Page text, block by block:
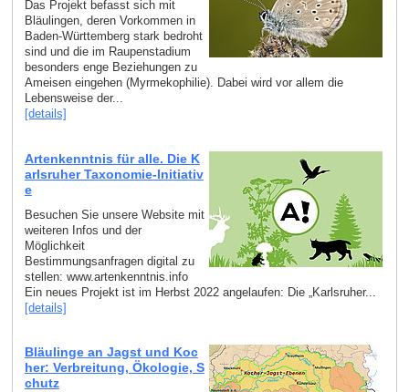
Das Projekt befasst sich mit
Bläulingen, deren Vorkommen in
Baden-Württemberg stark bedroht
sind und die im Raupenstadium
besonders enge Beziehungen zu
Ameisen eingehen (Myrmekophilie). Dabei wird vor allem die
Lebensweise der...
[details]
Artenkenntnis für alle. Die K
arlsruher Taxonomie-Initiativ
e
Besuchen Sie unsere Website mit
weiteren Infos und der
Möglichkeit
Bestimmungsanfragen digital zu
stellen: www.artenkenntnis.info
Ein neues Projekt ist im Herbst 2022 angelaufen: Die „Karlsruher...
[details]
Bläulinge an Jagst und Koc
her: Verbreitung, Ökologie, S
chutz